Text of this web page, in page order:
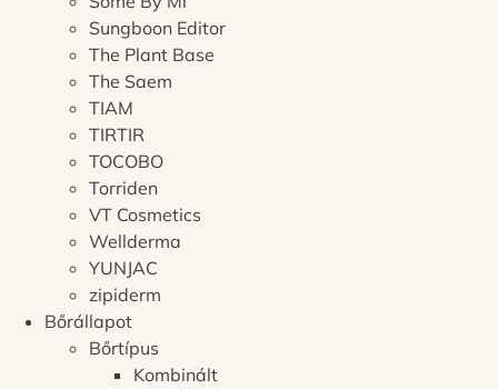
Sungboon Editor
The Plant Base
The Saem
TIAM
TIRTIR
TOCOBO
Torriden
VT Cosmetics
Wellderma
YUNJAC
zipiderm
Bőrállapot
Bőrtípus
Kombinált